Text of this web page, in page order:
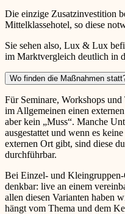
Die einzige Zusatzinvestition
Mittelklassehotel, so diese
Sie sehen also, Lux & Lux
im Marktvergleich deutlich in
Wo finden die Maßnahmen
Für Seminare, Workshops
im Allgemeinen einen
aber kein „Muss“. Manche
ausgestattet und wenn es
externen Ort gibt, sind diese
durchführbar.
Bei Einzel- und
denkbar: live an einem
allen diesen Varianten haben
hängt vom Thema und dem